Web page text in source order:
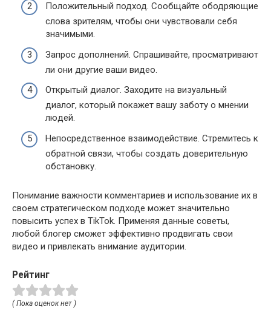
Положительный подход. Сообщайте ободряющие
слова зрителям, чтобы они чувствовали себя
значимыми.
Запрос дополнений. Спрашивайте, просматривают
ли они другие ваши видео.
Открытый диалог. Заходите на визуальный
диалог, который покажет вашу заботу о мнении
людей.
Непосредственное взаимодействие. Стремитесь к
обратной связи, чтобы создать доверительную
обстановку.
Понимание важности комментариев и использование их в
своем стратегическом подходе может значительно
повысить успех в TikTok. Применяя данные советы,
любой блогер сможет эффективно продвигать свои
видео и привлекать внимание аудитории.
Рейтинг
( Пока оценок нет )